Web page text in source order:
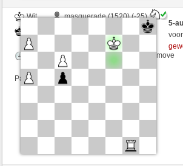
Wit
masquerade (1520) (-25)
Speelduur: 5 minutes/side + 8 seconds/move
Partij telt mee voor de ranglijst
5-